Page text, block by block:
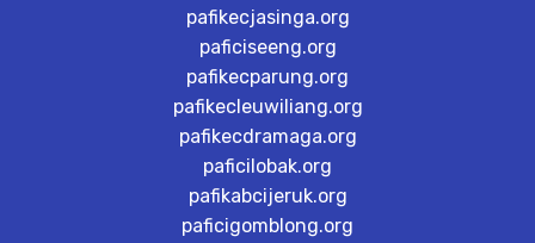
pafikecjasinga.org
paficiseeng.org
pafikecparung.org
pafikecleuwiliang.org
pafikecdramaga.org
paficilobak.org
pafikabcijeruk.org
paficigomblong.org